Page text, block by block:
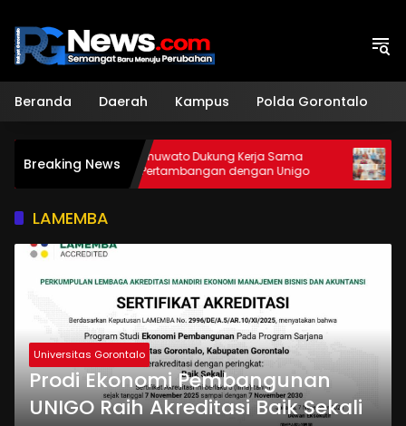
konten
Beranda Daerah Kampus Polda Gorontalo
Breaking News
DPRD Pohuwato Dukung Kerja Sama
Teknik Pertambangan dengan Unigo
Unigo
LAMEMBA
Universitas Gorontalo
Prodi Ekonomi Pembangunan
UNIGO Raih Akreditasi Baik Sekali